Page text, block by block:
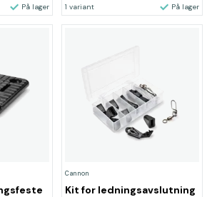
På lager 1 variant På lager
Cannon
Kit for ledningsavslutning